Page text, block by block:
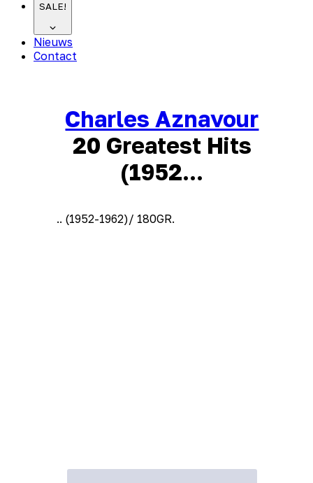
SALE!
Nieuws
Contact
Charles Aznavour
20 Greatest Hits
(1952...
.. (1952-1962)/ 180GR.